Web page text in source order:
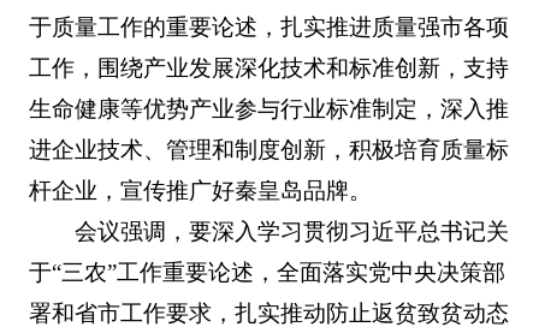
于质量工作的重要论述，扎实推进质量强市各项
工作，围绕产业发展深化技术和标准创新，支持
生命健康等优势产业参与行业标准制定，深入推
进企业技术、管理和制度创新，积极培育质量标
杆企业，宣传推广好秦皇岛品牌。
会议强调，要深入学习贯彻习近平总书记关
于“三农”工作重要论述，全面落实党中央决策部
署和省市工作要求，扎实推动防止返贫致贫动态